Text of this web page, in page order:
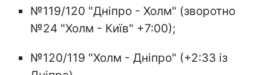
№119/120 "Дніпро - Холм" (зворотно
№24 "Холм - Київ" +7:00);
№120/119 "Холм - Дніпро" (+2:33 із